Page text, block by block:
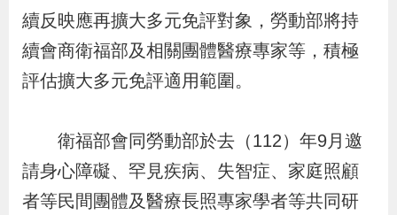
上
申
宣
導
續反映應再擴大多元免評對象，勞動部將持
續會商衛福部及相關團體醫療專家等，積極
評估擴大多元免評適用範圍。
衛福部會同勞動部於去（112）年9月邀
請身心障礙、罕見疾病、失智症、家庭照顧
者等民間團體及醫療長照專家學者等共同研